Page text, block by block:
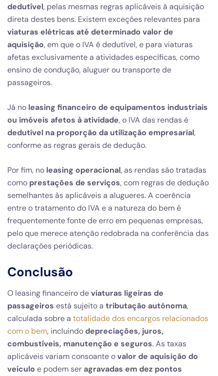
dedutível, pelas mesmas regras aplicáveis à aquisição
direta destes bens. Existem exceções relevantes para
viaturas elétricas até determinado valor de
aquisição, em que o IVA é dedutível, e para viaturas
afetas exclusivamente a atividades específicas, como
ensino de condução, aluguer ou transporte de
passageiros.
Já no leasing financeiro de equipamentos industriais
ou imóveis afetos à atividade, o IVA das rendas é
dedutível na proporção da utilização empresarial,
conforme as regras gerais de dedução.
Por fim, no leasing operacional, as rendas são tratadas
como prestações de serviços, com regras de dedução
semelhantes às aplicáveis a alugueres. A coerência
entre o tratamento do IVA e a natureza do bem é
frequentemente fonte de erro em pequenas empresas,
pelo que merece atenção redobrada na conferência das
declarações periódicas.
Conclusão
O leasing financeiro deviaturas ligeiras de
passageiros está sujeito a tributação autónoma,
calculada sobre a totalidade dos encargos relacionados
com o bem, incluindo depreciações, juros,
combustíveis, manutenção e seguros. As taxas
aplicáveis variam consoante ovalor de aquisição do
veículo e podem ser agravadas em dez pontos